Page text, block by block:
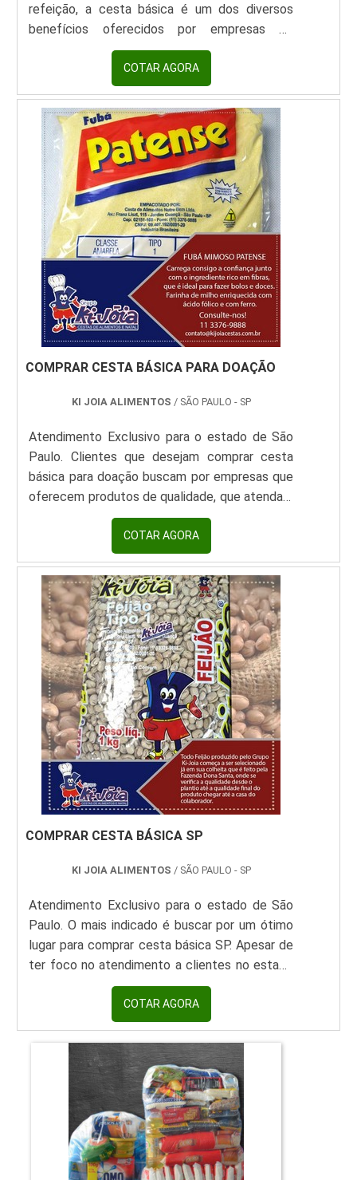
refeição, a cesta básica é um dos diversos
benefícios oferecidos por empresas de
variados segmentos ao quadro de funcionários
que trabalham nos locais. No entanto, é
necessário comprar cesta básica com um
fornecedor de responsabilidade que faça a
distribuição dos itens dentro do prazo
estipulado e com alimentos de boas marcas e
qualidade. VANTAGENS DE COMP...
COTAR AGORA
COMPRAR CESTA BÁSICA PARA DOAÇÃO
KI JOIA ALIMENTOS / SÃO PAULO - SP
Atendimento Exclusivo para o estado de São
Paulo. Clientes que desejam comprar cesta
básica para doação buscam por empresas que
oferecem produtos de qualidade, que atendam
as necessidades básicas de uma família e que
tenham um preço convidativo. O melhor é
optar por uma empresa que trabalha com
cestas para doação que podem ser montadas
de acordo com as demandas do cliente.O
principal diferencial da cesta básica para
doação é que ela tem ...
COTAR AGORA
COMPRAR CESTA BÁSICA SP
KI JOIA ALIMENTOS / SÃO PAULO - SP
Atendimento Exclusivo para o estado de São
Paulo. O mais indicado é buscar por um ótimo
lugar para comprar cesta básica SP. Apesar de
ter foco no atendimento a clientes no estado
de São Paulo, a empresa consegue entregar os
itens para parceiros comerciais em todas as
regiões do Brasil. Um dos diferenciais do
estabelecimento é o custo-benefício com
fornecimento de produtos de qualidade por um
preço acessível e compatível com o praticado
COTAR AGORA